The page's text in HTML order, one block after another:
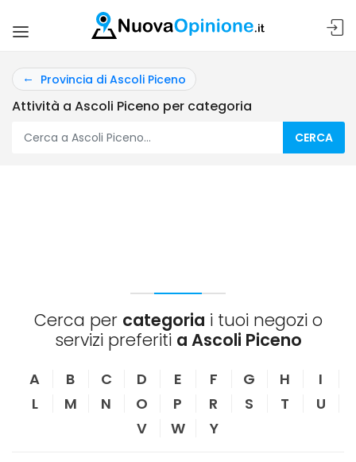
Provincia di Ascoli Piceno
Attività a Ascoli Piceno per categoria
CERCA
Cerca per categoria i tuoi negozi o
servizi preferiti a Ascoli Piceno
A B C D E F G H
I
L
M N O P R S T
U
V
W Y